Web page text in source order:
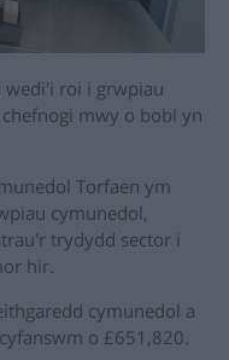
wedi'i roi i grwpiau
mwy o bobl yn
Torfaen ym
cymunedol,
trydydd sector i
hir.
cymunedol a
o £651,820.